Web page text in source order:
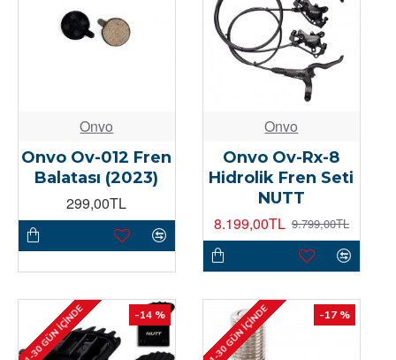
Onvo
Onvo Ov-012 Fren
Balatası (2023)
299,00TL
Onvo
Onvo Ov-Rx-8
Hidrolik Fren Seti
NUTT
8.199,00TL 9.799,00TL
-14 %
1-30 GÜN İÇINDE -17 %
1-30 GÜN İÇINDE